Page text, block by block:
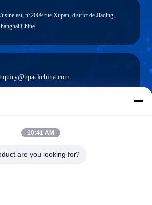
est, n°2009 rue Xupan, district de Jiading,
Chine
0086-21-66035560
10:41 AM
are you looking for?